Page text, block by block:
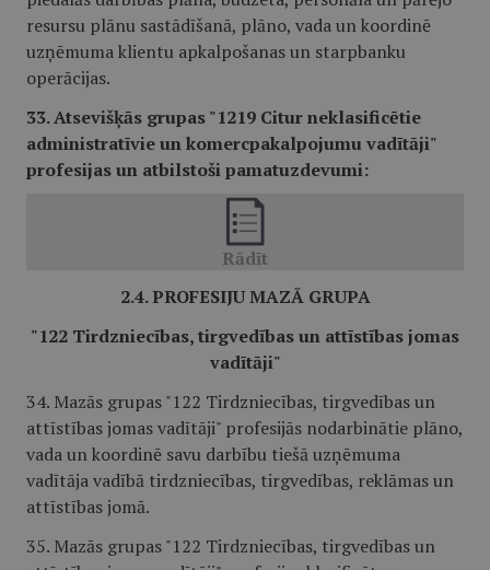
resursu plānu sastādīšanā, plāno, vada un koordinē
uzņēmuma klientu apkalpošanas un starpbanku
operācijas.
33. Atsevišķās grupas "1219 Citur neklasificētie
administratīvie un komercpakalpojumu vadītāji"
profesijas un atbilstoši pamatuzdevumi:
2.4. PROFESIJU MAZĀ GRUPA
"122 Tirdzniecības, tirgvedības un attīstības jomas
vadītāji"
34. Mazās grupas "122 Tirdzniecības, tirgvedības un
attīstības jomas vadītāji" profesijās nodarbinātie plāno,
vada un koordinē savu darbību tiešā uzņēmuma
vadītāja vadībā tirdzniecības, tirgvedības, reklāmas un
attīstības jomā.
35. Mazās grupas "122 Tirdzniecības, tirgvedības un